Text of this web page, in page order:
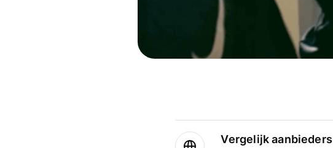
Vergelijk